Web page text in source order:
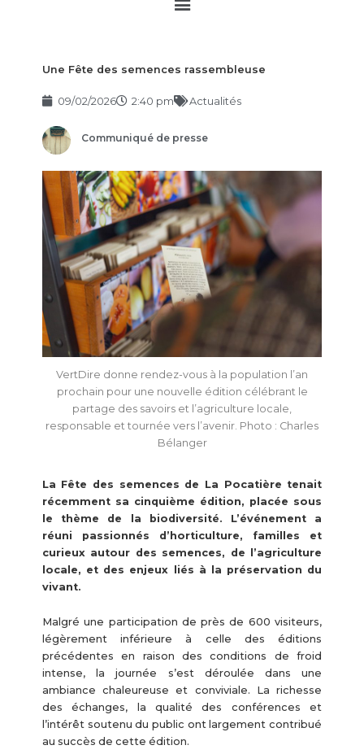
Une Fête des semences rassembleuse
09/02/2026 2:40 pm Actualités
Communiqué de presse
VertDire donne rendez-vous à la population l’an
prochain pour une nouvelle édition célébrant le
partage des savoirs et l’agriculture locale,
responsable et tournée vers l’avenir. Photo : Charles
Bélanger
La Fête des semences de La Pocatière tenait
récemment sa cinquième édition, placée sous
le thème de la biodiversité. L’événement a
réuni passionnés d’horticulture, familles et
curieux autour des semences, de l’agriculture
locale, et des enjeux liés à la préservation du
vivant.
Malgré une participation de près de 600 visiteurs,
légèrement inférieure à celle des éditions
précédentes en raison des conditions de froid
intense, la journée s’est déroulée dans une
ambiance chaleureuse et conviviale. La richesse
des échanges, la qualité des conférences et
l’intérêt soutenu du public ont largement contribué
au succès de cette édition.